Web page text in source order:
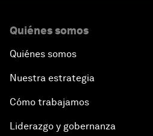
Quiénes somos
Quiénes somos
Nuestra estrategia
Cómo trabajamos
Liderazgo y gobernanza